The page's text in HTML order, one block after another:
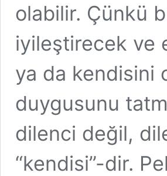
olabilir. Çünkü
iyileştirecek ve
ya da kendisini
duygusunu
dilenci değil,
“kendisi”-dir.